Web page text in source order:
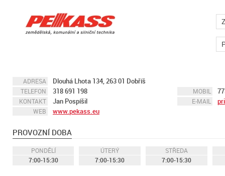
ADRESA Dlouhá Lhota 134, 263 01 Dobříš
TELEFON 318 691 198 MOBIL
KONTAKT Jan Pospíšil E-MAIL
WEB www.pekass.eu
PROVOZNÍ DOBA
PONDĚLÍ ÚTERÝ
STŘEDA
7:00-15:30
7:00-15:30 7:00-15:30